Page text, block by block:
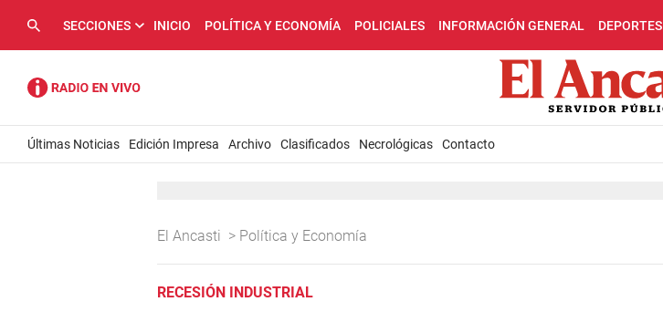
SECCIONES INICIO POLÍTICA Y ECONOMÍA POLICIALES INFORMACIÓN GENERAL DEPORTES
Últimas Noticias Edición Impresa Archivo Clasificados Necrológicas Contacto
El Ancasti > Política y Economía
RECESIÓN INDUSTRIAL